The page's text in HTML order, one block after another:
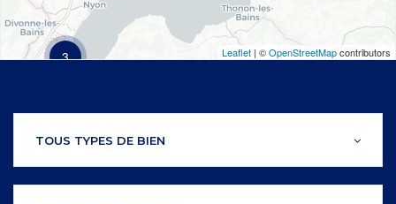
3 Leaflet | ©OpenStreetMapcontributors
TOUS TYPES DE BIEN